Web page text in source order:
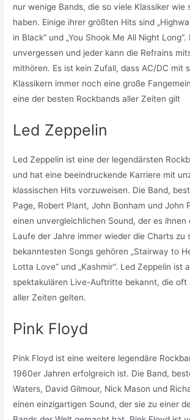
nur wenige Bands, die so viele Klassiker wie
haben. Einige ihrer größten Hits sind
in Black“ und „You Shook Me All Night
unvergessen und jeder kann die Refrains
mithören. Es ist kein Zufall, dass AC/DC mit
Klassikern immer noch eine große
eine der besten Rockbands aller Zeiten gilt
Led Zeppelin
Led Zeppelin ist eine der legendärsten
und hat eine beeindruckende Karriere mit
klassischen Hits vorzuweisen. Die Band,
Page, Robert Plant, John Bonham und John
einen unvergleichlichen Sound, der es ihnen
Laufe der Jahre immer wieder die Charts zu
bekanntesten Songs gehören „Stairway to
Lotta Love“ und „Kashmir“. Led Zeppelin ist
spektakulären Live-Auftritte bekannt, die oft
aller Zeiten gelten.
Pink Floyd
Pink Floyd ist eine weitere legendäre
1960er Jahren erfolgreich ist. Die Band,
Waters, David Gilmour, Nick Mason und
einen einzigartigen Sound, der sie zu einer